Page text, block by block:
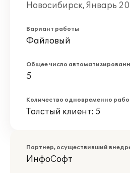
Новосибирск, Январь
Вариант работы
Файловый
Общее число
5
Количество одновременно
Толстый клиент: 5
Партнер, осуществивший
ИнфоСофт